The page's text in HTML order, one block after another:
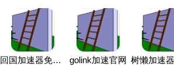
回国加速器免费下载 golink加速官网